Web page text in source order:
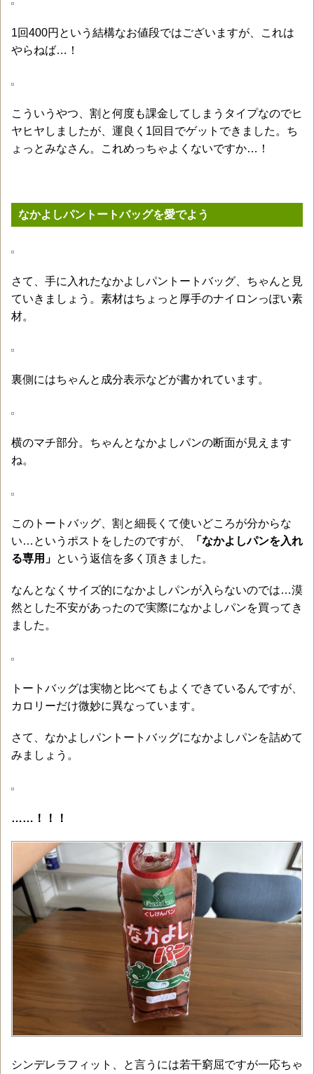
1回400円という結構なお値段ではございますが、これは
やらねば…！
こういうやつ、割と何度も課金してしまうタイプなのでヒ
ヤヒヤしましたが、運良く1回目でゲットできました。ち
ょっとみなさん。これめっちゃよくないですか…！
なかよしパントートバッグを愛でよう
さて、手に入れたなかよしパントートバッグ、ちゃんと見
ていきましょう。素材はちょっと厚手のナイロンっぽい素
材。
裏側にはちゃんと成分表示などが書かれています。
横のマチ部分。ちゃんとなかよしパンの断面が見えます
ね。
このトートバッグ、割と細長くて使いどころが分からな
い…というポストをしたのですが、
「なかよしパンを入れ
る専用」 という返信を多く頂きました。
なんとなくサイズ的になかよしパンが入らないのでは…漠
然とした不安があったので実際になかよしパンを買ってき
ました。
トートバッグは実物と比べてもよくできているんですが、
カロリーだけ微妙に異なっています。
さて、なかよしパントートバッグになかよしパンを詰めて
みましょう。
……！！！
シンデレラフィット、と言うには若干窮屈ですが一応ちゃ